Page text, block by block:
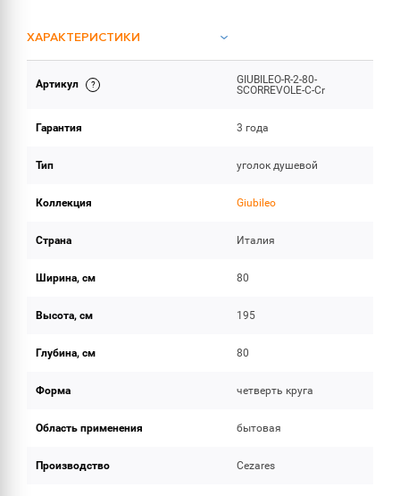
ХАРАКТЕРИСТИКИ
ОБЪЕМ ПОСТАВКИ
Артикул
GIUBILEO-R-2-80-
SCORREVOLE-C-Cr
Гарантия 3 года
Тип уголок душевой
Коллекция Giubileo
Страна Италия
Ширина, см 80
Высота, см 195
Глубина, см 80
Форма четверть круга
Область применения бытовая
Производство Cezares